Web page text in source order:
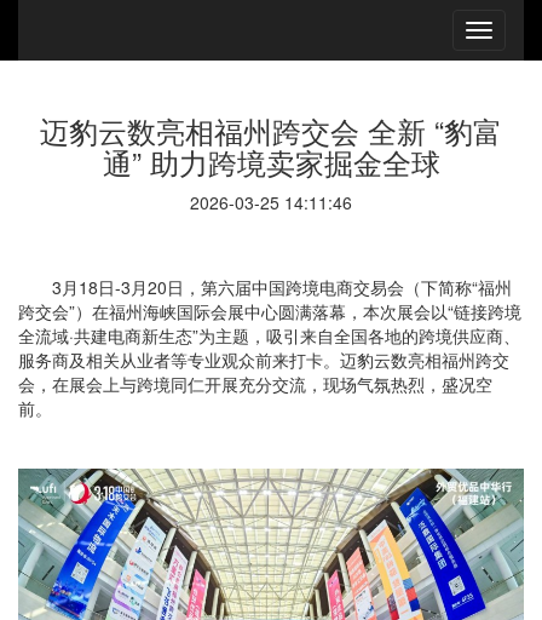
迈豹云数亮相福州跨交会 全新 “豹富
通” 助力跨境卖家掘金全球
2026-03-25 14:11:46
3月18日-3月20日，第六届中国跨境电商交易会（下简称“福州
跨交会”）在福州海峡国际会展中心圆满落幕，本次展会以“链接跨境
全流域·共建电商新生态”为主题，吸引来自全国各地的跨境供应商、
服务商及相关从业者等专业观众前来打卡。迈豹云数亮相福州跨交
会，在展会上与跨境同仁开展充分交流，现场气氛热烈，盛况空
前。